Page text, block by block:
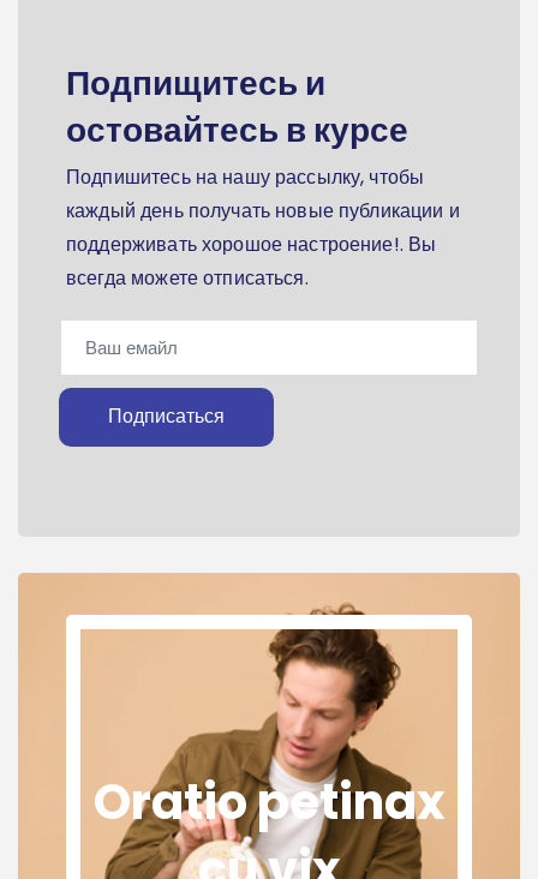
Подпищитесь и
остовайтесь в курсе
Подпишитесь на нашу рассылку, чтобы
каждый день получать новые публикации и
поддерживать хорошое настроение!. Вы
всегда можете отписаться.
Подписаться
Oratio petinax